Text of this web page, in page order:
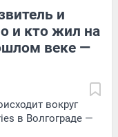
и
и кто жил на
веке —
вокруг
в Волгограде —